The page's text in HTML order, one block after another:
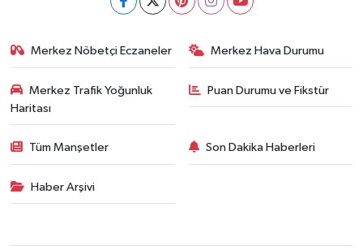
Merkez Nöbetçi Eczaneler Merkez Hava Durumu
Merkez Trafik Yoğunluk
Haritası
Puan Durumu ve Fikstür
Tüm Manşetler Son Dakika Haberleri
Haber Arşivi